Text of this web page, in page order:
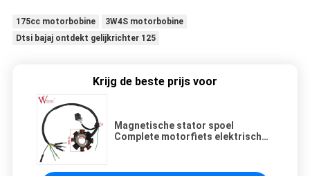
175cc motorbobine
3W4S motorbobine
Dtsi bajaj ontdekt gelijkrichter 125
Krijg de beste prijs voor
Magnetische stator spoel
Complete motorfiets elektrische